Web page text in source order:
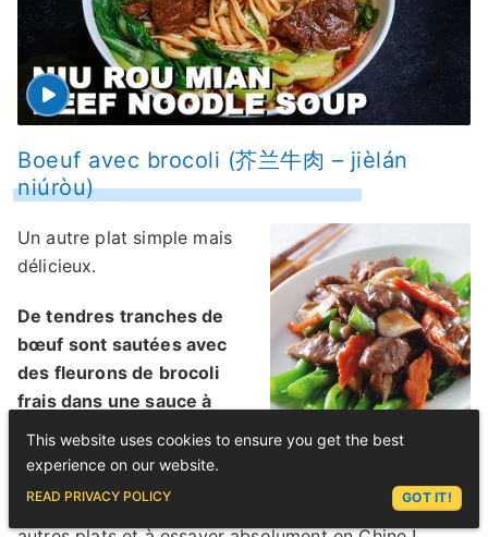
Boeuf avec brocoli (芥兰牛肉 – jièlán
niúròu)
Un autre plat simple mais
délicieux.
De tendres tranches de
bœuf sont sautées avec
des fleurons de brocoli
frais dans une sauce à
base d’ail.
C’est un plat simple mais
classique souvent servi avec du riz ou plusieurs
This website uses cookies to ensure you get the best
experience on our website.
READ PRIVACY POLICY GOT IT!
ASK LEX